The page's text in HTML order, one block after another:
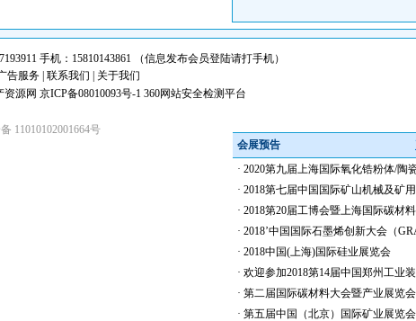
会展预告
· 2020第九届上海国际氧化锆粉体/陶
· 2018第七届中国国际矿山机械及矿用
· 2018第20届工博会暨上海国际碳材料
· 2018’中国国际石墨烯创新大会（
· 2018中国(上海)国际硅业展览会
· 欢迎参加2018第14届中国郑州工业装
· 第二届国际碳材料大会暨产业展览会
· 第五届中国（北京）国际矿业展览会
手机：15810143861 （信息发布会员登陆请打手机）
告服务 联系我们
关于我们
资源网 京ICP备08010093号-1 360网站安全检测平台
11010102001664号